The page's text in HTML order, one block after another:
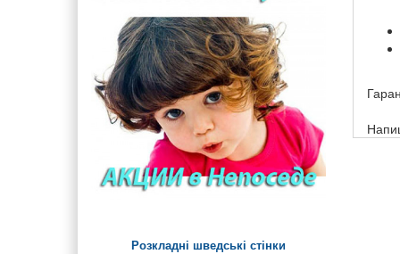
майданчик для малюків
Дитячі ігрові стенди та
дошки на майданчик
Урни, арки і огорожі
Дитячі лави і столики
вуличні
Паровозики та Машинки на
Розкладні шведські стінки